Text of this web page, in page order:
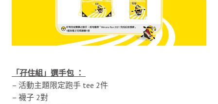
「孖住組」選手包 ：
– 活動主題限定跑手 tee 2件
– 襪子 2對